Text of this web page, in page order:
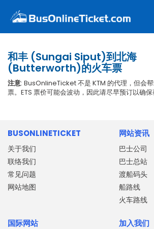
和丰 (Sungai Siput)到北海
(Butterworth)的火车票
注意: BusOnlineTicket 不是 KTM 的代理，但会
票。ETS 票价可能会波动，因此请尽早预订以确保
BUSONLINETICKET
关于我们
联络我们
常见问题
网站地图
网站资讯
巴士公司
巴士总站
渡船码头
船路线
火车路线
国际网站 加入我们